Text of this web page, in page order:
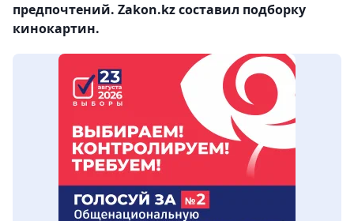
предпочтений. Zakon.kz составил подборку
кинокартин.